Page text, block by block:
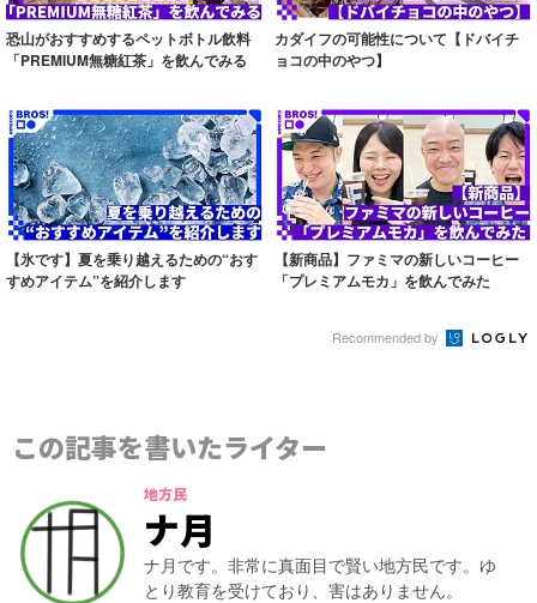
恐山がおすすめするペットボトル飲料
「PREMIUM無糖紅茶」を飲んでみる
カダイフの可能性について【ドバイチ
ョコの中のやつ】
【氷です】夏を乗り越えるための“おす
すめアイテム”を紹介します
【新商品】ファミマの新しいコーヒー
「プレミアムモカ」を飲んでみた
Recommended by
この記事を書いたライター
地方民
ナ月
ナ月です。非常に真面目で賢い地方民です。ゆ
とり教育を受けており、害はありません。